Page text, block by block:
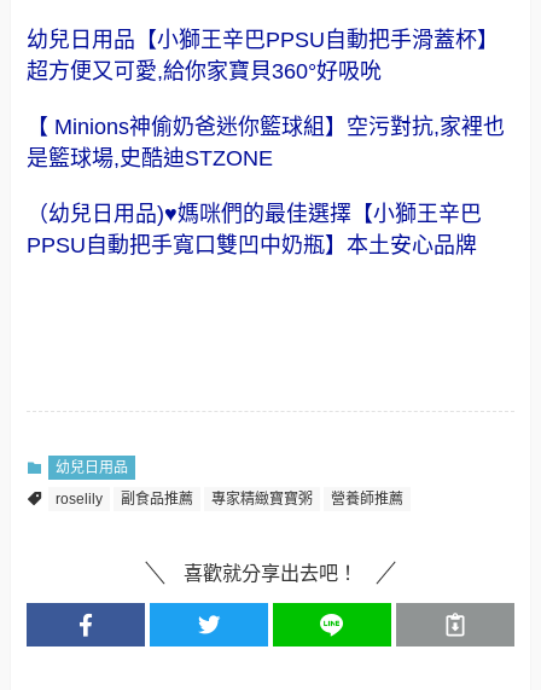
幼兒日用品【小獅王辛巴PPSU自動把手滑蓋杯】
超方便又可愛,給你家寶貝360°好吸吮
【 Minions神偷奶爸迷你籃球組】空污對抗,家裡也
是籃球場,史酷迪STZONE
（幼兒日用品)♥媽咪們的最佳選擇【小獅王辛巴
PPSU自動把手寬口雙凹中奶瓶】本土安心品牌
幼兒日用品
roselily
副食品推薦 專家精緻寶寶粥 營養師推薦
喜歡就分享出去吧！